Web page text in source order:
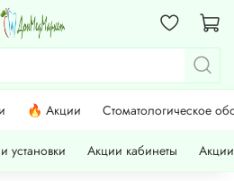
🔥 Акции Стоматологическое
установки Акции кабинеты